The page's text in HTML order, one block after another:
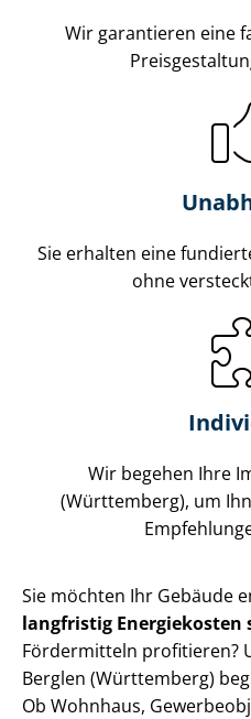
Wir garantieren eine
Sie erhalten eine
ohne
Wir begehen Ihre
(Württemberg), um
Sie möchten Ihr Gebäude
langfristig Energiekosten
Fördermitteln profitieren?
Berglen (Württemberg)
Ob Wohnhaus,